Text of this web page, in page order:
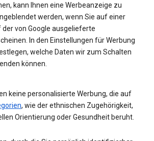
kann Ihnen eine Werbeanzeige zu
werden, wenn Sie auf einer
von Google ausgelieferte
In den Einstellungen für Werbung
welche Daten wir zum Schalten
können.
keine personalisierte Werbung, die auf
, wie der ethnischen Zugehörigkeit,
Orientierung oder Gesundheit beruht.